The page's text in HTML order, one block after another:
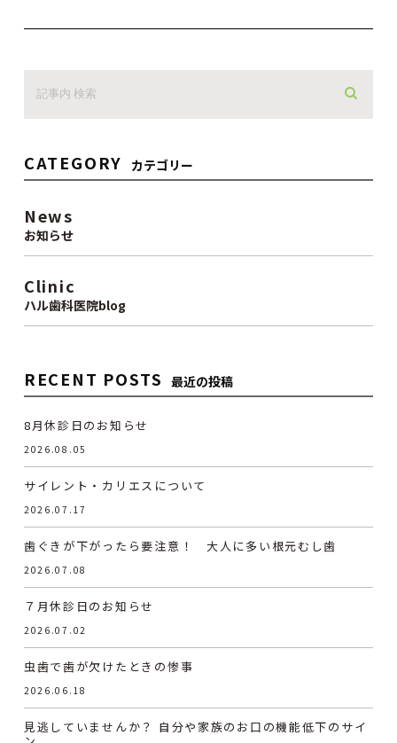
CATEGORY カテゴリー
News
お知らせ
Clinic
ハル歯科医院blog
RECENT POSTS 最近の投稿
8月休診日のお知らせ
2026.08.05
サイレント・カリエスについて
2026.07.17
歯ぐきが下がったら要注意！ 大人に多い根元むし歯
2026.07.08
７月休診日のお知らせ
2026.07.02
虫歯で歯が欠けたときの惨事
2026.06.18
見逃していませんか？ 自分や家族のお口の機能低下のサイ